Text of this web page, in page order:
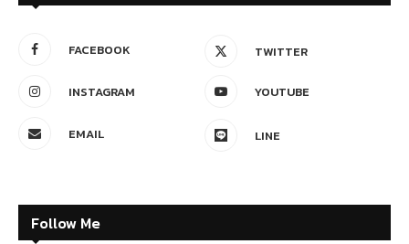
FACEBOOK TWITTER
INSTAGRAM YOUTUBE
EMAIL LINE
Follow Me